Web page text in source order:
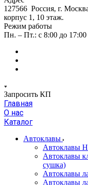
127566 Россия, г.
корпус 1, 10 этаж.
Режим работы
Пн. – Пт.: с 8:00 до 17:00
Запросить КП
Главная
О нас
Каталог
Автоклавы
Автоклавы
Автоклавы
сушка)
Автоклавы
Автоклавы